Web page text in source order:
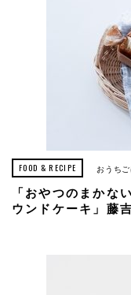
FOOD & RECIPE おうち
「おやつのまか
ウンドケーキ」藤